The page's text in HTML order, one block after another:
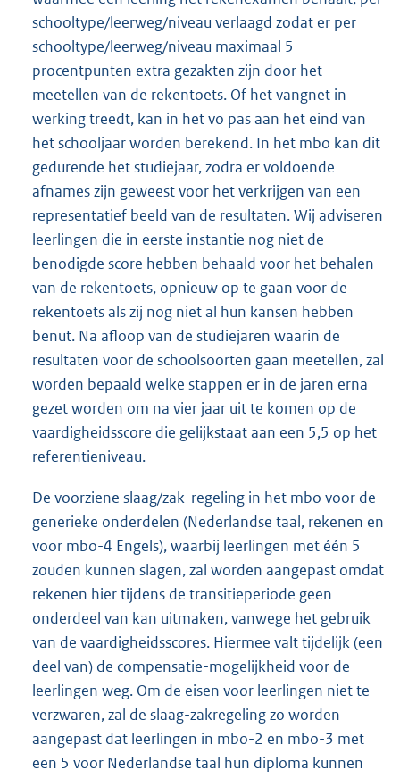
schooltype/leerweg/niveau verlaagd zodat er per
schooltype/leerweg/niveau maximaal 5
procentpunten extra gezakten zijn door het
meetellen van de rekentoets. Of het vangnet in
werking treedt, kan in het vo pas aan het eind van
het schooljaar worden berekend. In het mbo kan dit
gedurende het studiejaar, zodra er voldoende
afnames zijn geweest voor het verkrijgen van een
representatief beeld van de resultaten. Wij adviseren
leerlingen die in eerste instantie nog niet de
benodigde score hebben behaald voor het behalen
van de rekentoets, opnieuw op te gaan voor de
rekentoets als zij nog niet al hun kansen hebben
benut. Na afloop van de studiejaren waarin de
resultaten voor de schoolsoorten gaan meetellen, zal
worden bepaald welke stappen er in de jaren erna
gezet worden om na vier jaar uit te komen op de
vaardigheidsscore die gelijkstaat aan een 5,5 op het
referentieniveau.
De voorziene slaag/zak-regeling in het mbo voor de
generieke onderdelen (Nederlandse taal, rekenen en
voor mbo-4 Engels), waarbij leerlingen met één 5
zouden kunnen slagen, zal worden aangepast omdat
rekenen hier tijdens de transitieperiode geen
onderdeel van kan uitmaken, vanwege het gebruik
van de vaardigheidsscores. Hiermee valt tijdelijk (een
deel van) de compensatie-mogelijkheid voor de
leerlingen weg. Om de eisen voor leerlingen niet te
verzwaren, zal de slaag-zakregeling zo worden
aangepast dat leerlingen in mbo-2 en mbo-3 met
een 5 voor Nederlandse taal hun diploma kunnen